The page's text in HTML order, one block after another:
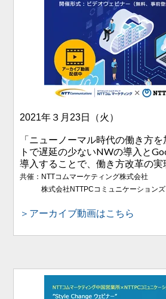
2021年３月23日（火）
「ニューノーマル時代の働き方
トで遅延の少ないNWの導入と
導入することで、働き方改革の実
共催：NTTコムマーケティング株式会社
株式会社NTTPCコミュニケーションズ
＞アーカイブ動画はこちら